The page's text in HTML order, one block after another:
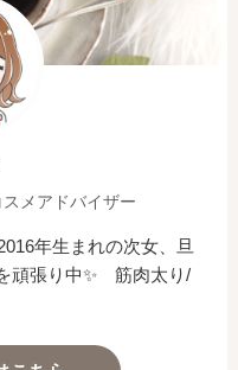
メアドバイザー
年生まれの次女、旦
頑張り中✨ 筋肉太り/